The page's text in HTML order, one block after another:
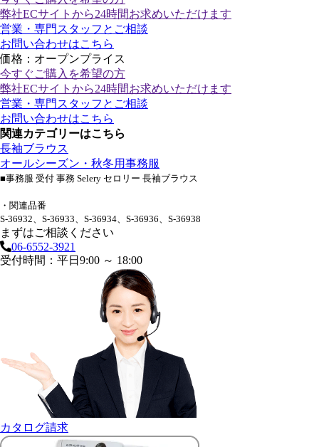
弊社ECサイトから24時間お求めいただけます
営業・専門スタッフとご相談
お問い合わせはこちら
価格：オープンプライス
今すぐご購入 を希望の方
弊社ECサイトから24時間お求めいただけます
営業・専門スタッフとご相談
お問い合わせはこちら
関連カテゴリーはこちら
長袖ブラウス
オールシーズン・秋冬用事務服
■事務服 受付 事務 Selery セロリー 長袖ブラウス
・関連品番
S-36932、S-36933、S-36934、S-36936、S-36938
まずはご相談ください
06-6552-3921
受付時間：平日9:00 ～ 18:00
カタログ請求